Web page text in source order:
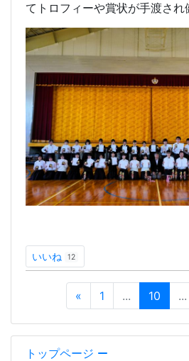
トップページ
てトロフィーや賞状が手渡され
いいね 12
« 1 ... 10 ...